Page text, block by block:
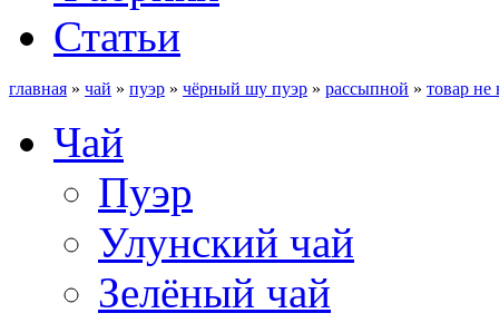
Статьи
главная » чай » пуэр » чёрный шу пуэр » рассыпной » товар не
Чай
Пуэр
Улунский чай
Зелёный чай